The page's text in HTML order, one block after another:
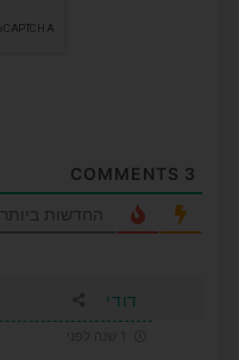
3
החדשות ביותר
דודי